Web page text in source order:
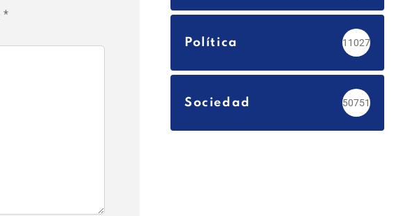
*
Política 11027
Sociedad 50751